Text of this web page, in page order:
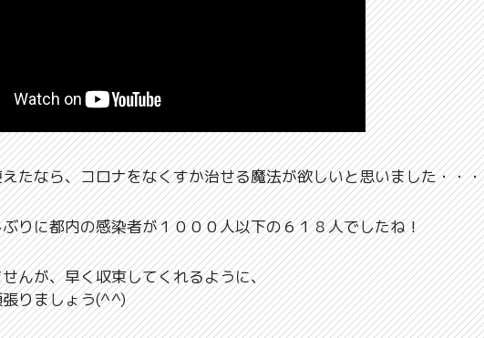
たなら、コロナをなくすか治せる魔法が欲しいと思いました・・・
りに都内の感染者が１０００人以下の６１８人でしたね！
んが、早く収束してくれるように、
りましょう(^^)